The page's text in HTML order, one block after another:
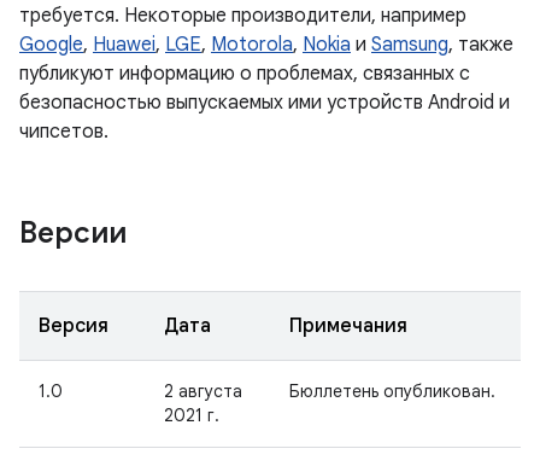
требуется. Некоторые производители, например
Google, Huawei, LGE, Motorola, Nokia и Samsung, также
публикуют информацию о проблемах, связанных с
безопасностью выпускаемых ими устройств Android и
чипсетов.
Версии
Версия Дата Примечания
1.0
2 августа
2021 г.
Бюллетень опубликован.